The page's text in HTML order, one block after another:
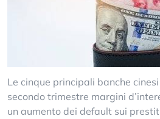
Le cinque principali banche
secondo trimestre margini
un aumento dei default sui